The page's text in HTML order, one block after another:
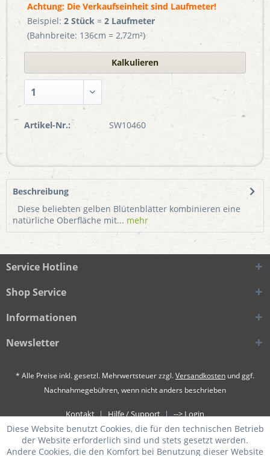
Achtung: Die Verkaufseinheit sind Laufmeter!
Beispiel: 2 Stück = 2 Laufmeter
(Bahnbreite: 136cm = 2,72m²)
Kalkulieren
Artikel-Nr.: SW10460
Beschreibung
Diese beliebten gelben Blütenblätter kombinieren eine
natürliche Oberfläche mit... mehr
Service Hotline
Shop Service
Informationen
Newsletter
* Alle Preise inkl. gesetzl. Mehrwertsteuer zzgl.Versandkosten und ggf.
Nachnahmegebühren, wenn nicht anders beschrieben
Kontakt Hilfe / Support --> Login
Diese Website benutzt Cookies, die für den technischen Betrieb
der Website erforderlich sind und stets gesetzt werden.
Andere Cookies, die den Komfort bei Benutzung dieser Website